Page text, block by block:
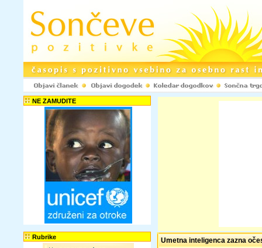
NE ZAMUDITE
Rubrike Umetna inteligenca zazna